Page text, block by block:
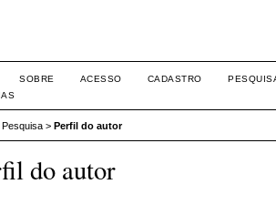
SOBRE ACESSO CADASTRO
Pesquisa > Perfil do autor
do autor